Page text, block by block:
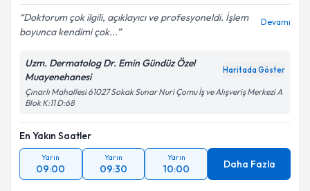
Doktorum çok ilgili, açıklayıcı ve profesyoneldi. İşlem
boyunca kendimi çok...
Devamı
Uzm. Dermatolog Dr. Emin Gündüz Özel
Muayenehanesi
Haritada Göster
Çınarlı Mahallesi 61027 Sokak Sunar Nuri Çomu İş ve Alışveriş Merkezi A
Blok K:11 D:68
En Yakın Saatler
Yarın
09:00
Yarın
09:30
Yarın
10:00 Daha Fazla